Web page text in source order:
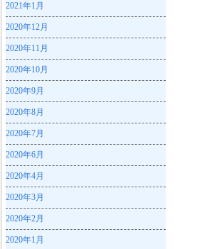
2021年1月
2020年12月
2020年11月
2020年10月
2020年9月
2020年8月
2020年7月
2020年6月
2020年4月
2020年3月
2020年2月
2020年1月